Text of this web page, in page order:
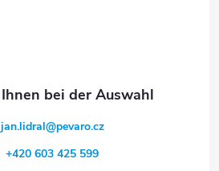
jan.lidral@pevaro.cz
+420 603 425 599